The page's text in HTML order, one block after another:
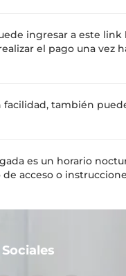
ingresar a este link
el pago una vez
facilidad, también
es un horario
acceso o